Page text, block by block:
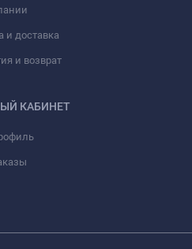
и доставка
и возврат
КАБИНЕТ